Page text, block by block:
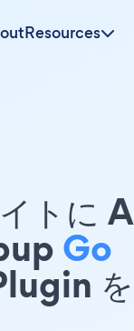
Resources
トに A
Go
を